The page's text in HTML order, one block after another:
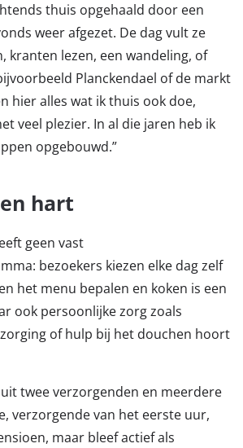
thuis opgehaald door een
weer afgezet. De dag vult ze
kranten lezen, een wandeling, of
Planckendael of de markt
hier alles wat ik thuis ook doe,
veel plezier. In al die jaren heb ik
opgebouwd.”
hart
geen vast
bezoekers kiezen elke dag zelf
het menu bepalen en koken is een
ook persoonlijke zorg zoals
of hulp bij het douchen hoort
twee verzorgenden en meerdere
verzorgende van het eerste uur,
maar bleef actief als